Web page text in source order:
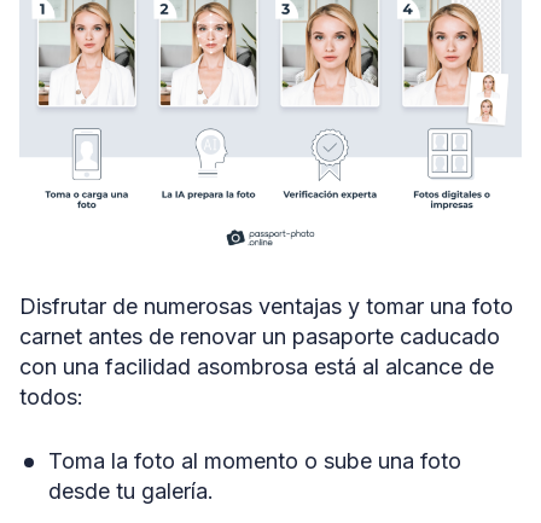
Disfrutar de numerosas ventajas y tomar una foto
carnet antes de renovar un pasaporte caducado
con una facilidad asombrosa está al alcance de
todos:
Toma la foto al momento o sube una foto
desde tu galería.